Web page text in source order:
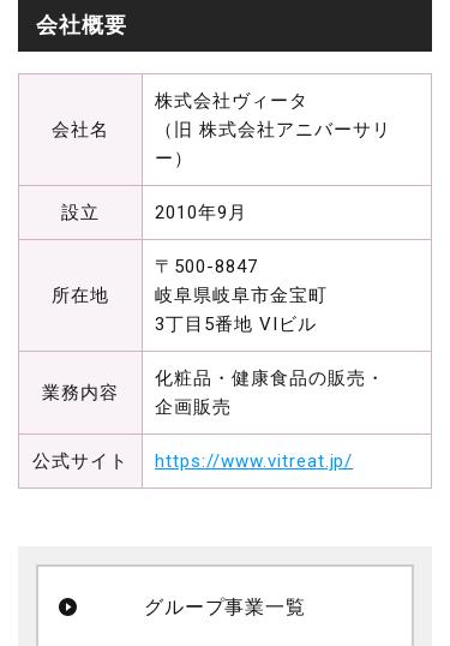
会社概要
会社名
株式会社ヴィータ
（旧 株式会社アニバーサリ
ー）
設立 2010年9月
所在地
〒500-8847
岐阜県岐阜市金宝町
3丁目5番地 VIビル
業務内容
化粧品・健康食品の販売・
企画販売
公式サイト https://www.vitreat.jp/
グループ事業一覧